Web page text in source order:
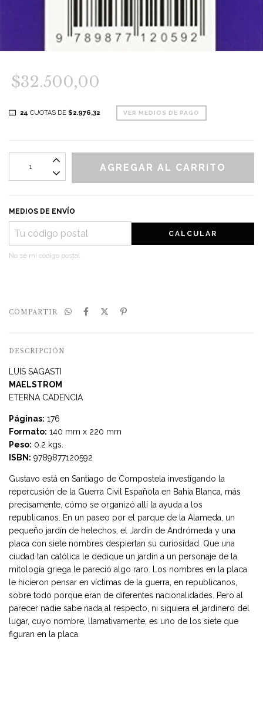
$32.500,00
24 CUOTAS DE$2.976,32 VER MEDIOS DE PAGO
MEDIOS DE ENVÍO
CALCULAR
No sé mi código postal
COMPARTIR
DESCRIPCIÓN
LUIS SAGASTI
MAELSTROM
ETERNA CADENCIA
Páginas: 176
Formato: 140 mm x 220 mm
Peso: 0.2 kgs.
ISBN: 9789877120592
Gustavo está en Santiago de Compostela investigando la
repercusión de la Guerra Civil Española en Bahía Blanca, más
precisamente, cómo se organizó allí la ayuda a los
republicanos. En un paseo por el parque de la Alameda, un
pequeño jardín de helechos, el Jardín de Andrómeda y una
placa con siete nombres despiertan su curiosidad. Que una
ciudad tan católica le dedique un jardín a un personaje de la
mitología griega le pareció algo raro. Los nombres en la placa
le hicieron pensar en víctimas de la guerra, en republicanos,
sobre todo porque eran de diferentes nacionalidades. Pero al
parecer nadie sabe nada al respecto, ni siquiera el jardinero del
lugar, cuyo nombre, llamativamente, es uno de los siete que
figuran en la placa.